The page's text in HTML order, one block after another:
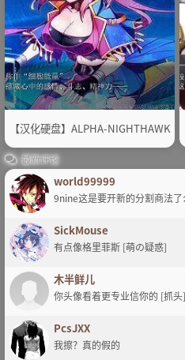
【汉化硬盘】ALPHA-NIGHTHAWK
最新评论
world99999
9nine这是要开新的分割商法
SickMouse
有点像格里菲斯 [萌の疑惑]
木半鲜儿
你头像看着更专业信你的 [抓头]
PcsJXX
我擦？真的假的